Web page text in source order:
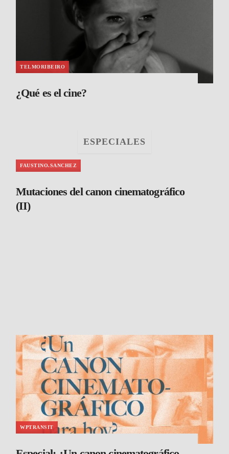
TELMORIBEIRO
¿Qué es el cine?
ESPECIALES
FAUSTINO.SANCHEZ
Mutaciones del canon cinematográfico
(II)
WPTRANSIT